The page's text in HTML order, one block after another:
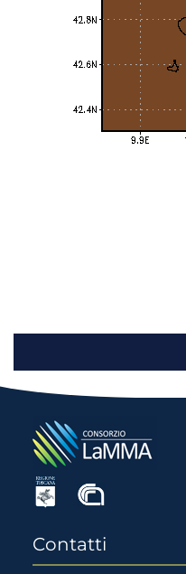
Contatti